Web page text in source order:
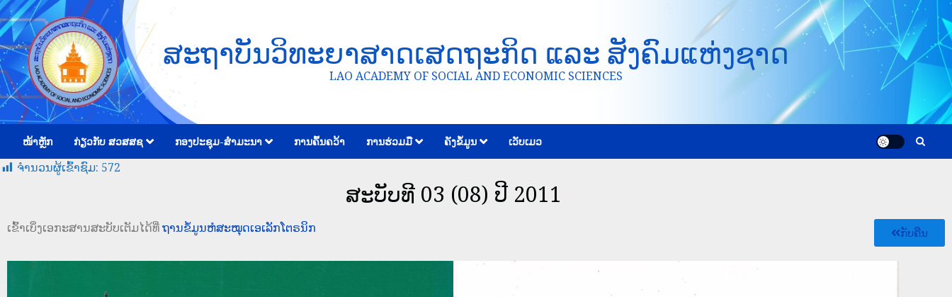
ສະຖາບັນວິທະຍາສາດເສດຖະກິດ ແລະ ສັງຄົມແຫ່ງຊາດ
LAO ACADEMY OF SOCIAL AND ECONOMIC SCIENCES
ໜ້າຫຼັກ ກ່ຽວກັບ ສວສສຊ ກອງປະຊຸມ-ສຳມະນາ ການຄົ້ນຄວ້າ ການຮ່ວມມື ຄັງຂໍ້ມູນ ເວັບເມວ
ຈໍານວນຜູ້ເຂົ້າຊົມ: 572
ສະບັບທີ 03 (08) ປີ 2011
ເຂົ້າເບິ່ງເອກະສານສະບັບເຕັມໄດ້ທີ່ຖານຂໍ້ມູນຫໍສະໝຸດເອເລັກໂຕຣນິກ ກັບຄືນ